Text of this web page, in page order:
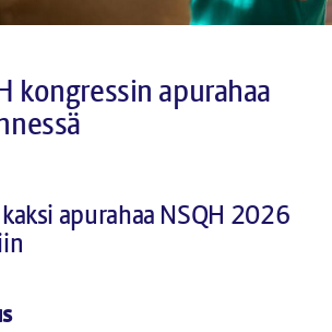
kongressin apurahaa
apurahaa NSQH 2026